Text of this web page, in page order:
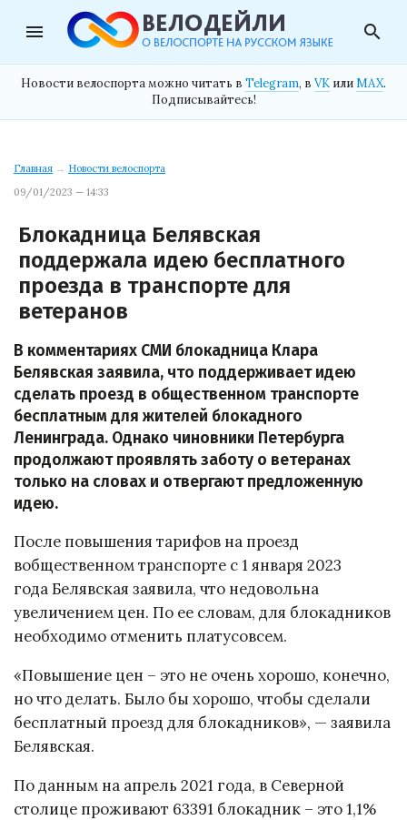
menu search
Новости велоспорта можно читать в Telegram, в VK илиMAX.
Подписывайтесь!
Главная → Новости велоспорта
09/01/2023 — 14:33
Блокадница Белявская
поддержала идею бесплатного
проезда в транспорте для
ветеранов
В комментариях СМИ блокадница Клара
Белявская заявила, что поддерживает идею
сделать проезд в общественном транспорте
бесплатным для жителей блокадного
Ленинграда. Однако чиновники Петербурга
продолжают проявлять заботу о ветеранах
только на словах и отвергают предложенную
идею.
После повышения тарифов на проезд
вобщественном транспорте с 1 января 2023
года Белявская заявила, что недовольна
увеличением цен. По ее словам, для блокадников
необходимо отменить платусовсем.
«Повышение цен – это не очень хорошо, конечно,
но что делать. Было бы хорошо, чтобы сделали
бесплатный проезд для блокадников», — заявила
Белявская.
По данным на апрель 2021 года, в Северной
столице проживают 63391 блокадник – это 1,1%